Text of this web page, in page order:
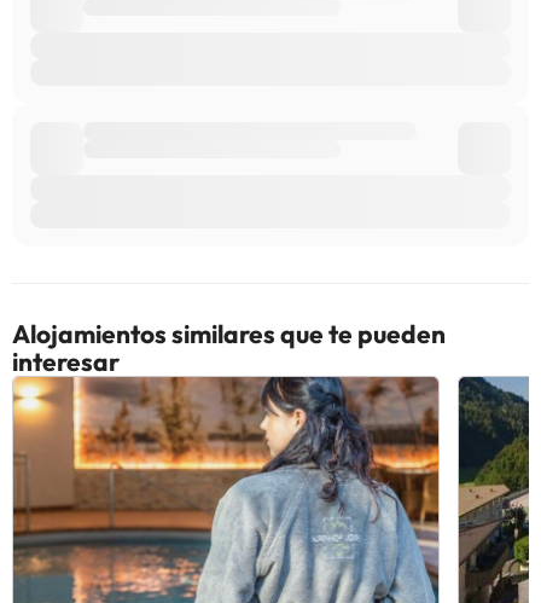
Alojamientos similares que te pueden
interesar